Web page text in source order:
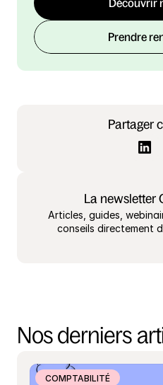
Partager
La newsletter
Articles, guides,
conseils directement
Découvrir
Prendre
Nos derniers
COMPTABILITÉ